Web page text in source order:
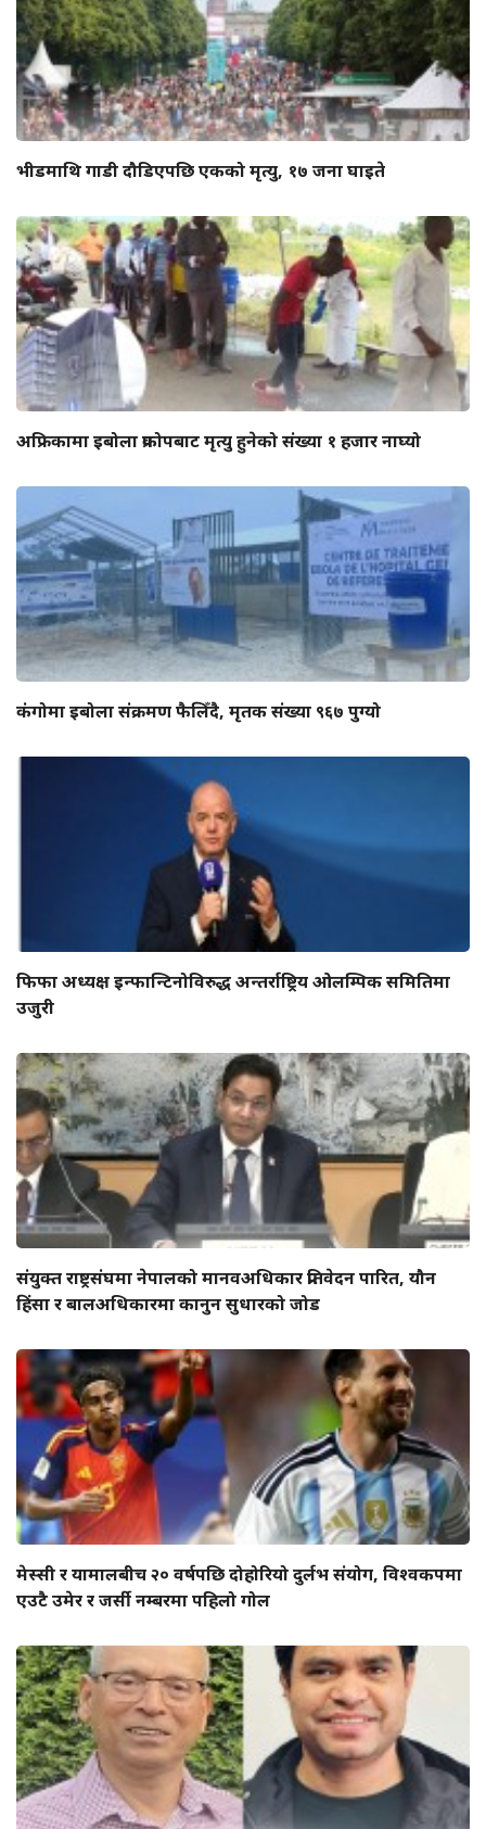
भीडमाथि गाडी दौडिएपछि एकको मृत्यु, १७ जना घाइते
अफ्रिकामा इबोला प्रकोपबाट मृत्यु हुनेको संख्या १ हजार नाघ्यो
कंगोमा इबोला संक्रमण फैलिँदै, मृतक संख्या ९६७ पुग्यो
फिफा अध्यक्ष इन्फान्टिनोविरुद्ध अन्तर्राष्ट्रिय ओलम्पिक समितिमा
उजुरी
संयुक्त राष्ट्रसंघमा नेपालको मानवअधिकार प्रतिवेदन पारित, यौन
हिंसा र बालअधिकारमा कानुन सुधारको जोड
मेस्सी र यामालबीच २० वर्षपछि दोहोरियो दुर्लभ संयोग, विश्वकपमा
एउटै उमेर र जर्सी नम्बरमा पहिलो गोल